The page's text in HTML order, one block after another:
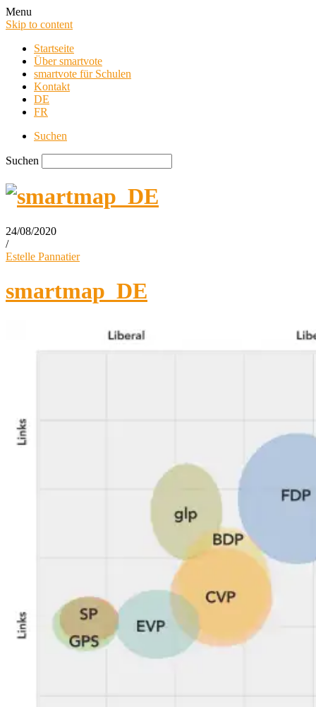
Menu
Skip to content
Startseite
Über smartvote
smartvote für Schulen
Kontakt
DE
FR
Suchen
Suchen
smartvote Blog
24/08/2020
/
Estelle Pannatier
smartmap_DE